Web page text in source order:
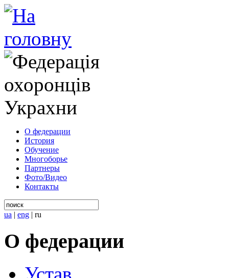
О федерации
История
Обучение
Многоборье
Партнеры
Фото/Видео
Контакты
ua | eng | ru
О федерации